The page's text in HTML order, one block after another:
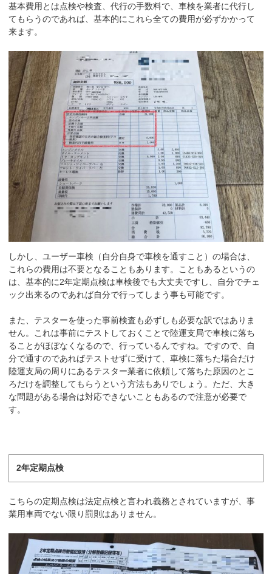
基本費用とは点検や検査、代行の手数料で、車検を業者に代行し
てもらうのであれば、基本的にこれら全ての費用が必ずかかって
来ます。
しかし、ユーザー車検（自分自身で車検を通すこと）の場合は、
これらの費用は不要となることもあります。こともあるというの
は、基本的に2年定期点検は車検後でも大丈夫ですし、自分でチェ
ック出来るのであれば自分で行ってしまう事も可能です。
また、テスターを使った事前検査も必ずしも必要な訳ではありま
せん。これは事前にテストしておくことで陸運支局で車検に落ち
ることがほぼなくなるので、行っているんですね。ですので、自
分で通すのであればテストせずに受けて、車検に落ちた場合だけ
陸運支局の周りにあるテスター業者に依頼して落ちた原因のとこ
ろだけを調整してもらうという方法もありでしょう。ただ、大き
な問題がある場合は対応できないこともあるので注意が必要で
す。
2年定期点検
こちらの定期点検は法定点検と言われ義務とされていますが、事
業用車両でない限り罰則はありません。